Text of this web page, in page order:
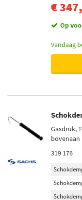
€
Op
Vandaag
Gasdruk,
bovenaan
319 176